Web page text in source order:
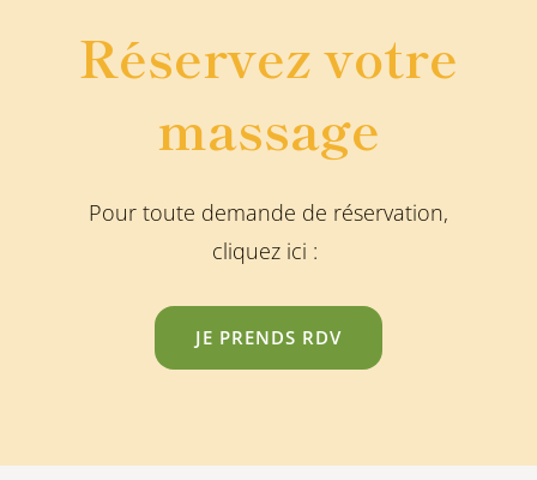
Réservez votre
massage
Pour toute demande de réservation,
cliquez ici :
JE PRENDS RDV